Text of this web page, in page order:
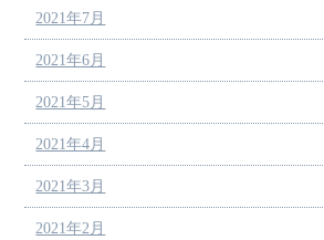
2021年7月
2021年6月
2021年5月
2021年4月
2021年3月
2021年2月